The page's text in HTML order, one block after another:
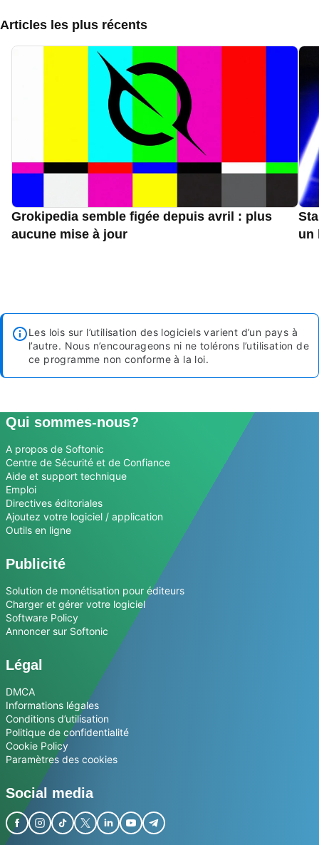
Articles les plus récents
Grokipedia semble figée depuis avril : plus
aucune mise à jour
un
Les lois sur l’utilisation des logiciels varient d’un pays à
l’autre. Nous n’encourageons ni ne tolérons l’utilisation de
ce programme non conforme à la loi.
Qui sommes-nous?
A propos de Softonic
Centre de Sécurité et de Confiance
Aide et support technique
Emploi
Directives éditoriales
Ajoutez votre logiciel / application
Outils en ligne
Publicité
Solution de monétisation pour éditeurs
Charger et gérer votre logiciel
Software Policy
Annoncer sur Softonic
Légal
DMCA
Informations légales
Conditions d’utilisation
Politique de confidentialité
Cookie Policy
Paramètres des cookies
Social media